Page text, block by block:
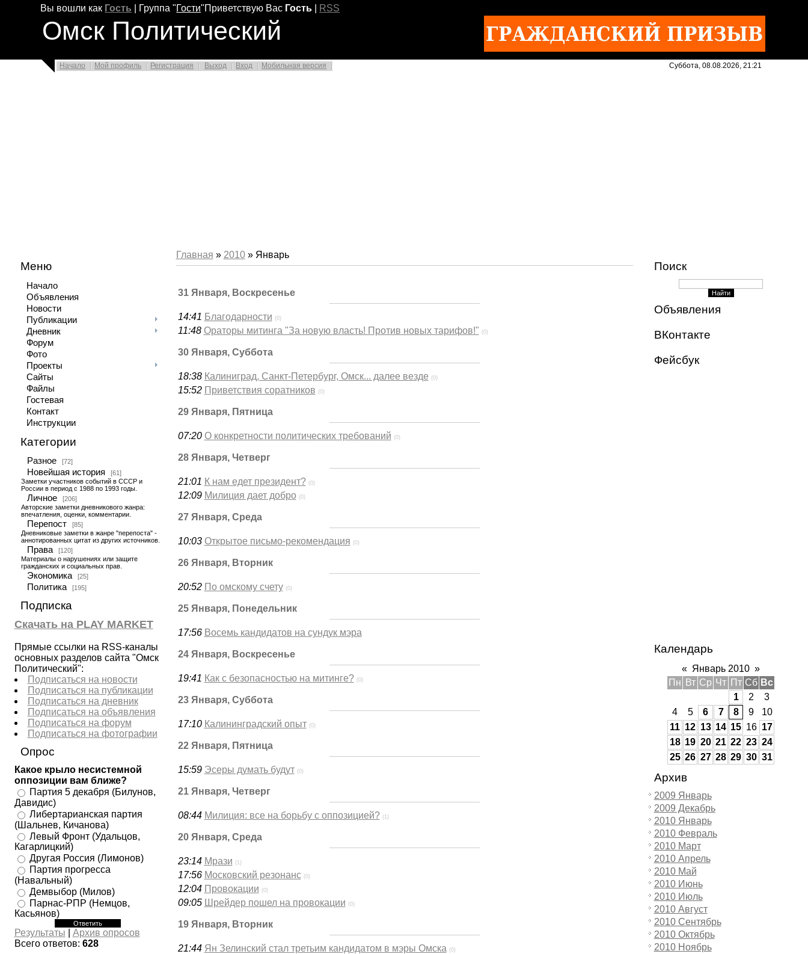
Вы вошли как Гость Группа "Гости"Приветствую Вас Гость RSS
Омск Политический
Начало Мой профиль Регистрация Выход Вход Мобильная версия Суббота, 08.08.2026, 21:21
Меню
Начало
Объявления
Новости
Публикации
Дневник
Форум
Фото
Проекты
Сайты
Файлы
Гостевая
Контакт
Инструкции
Категории
Разное [72]
Новейшая история
[61]
Заметки участников событий в СССР и
России в период с 1988 по 1993 годы.
Личное
[206]
Авторские заметки дневникового жанра:
впечатления, оценки, комментарии.
Перепост
[85]
Дневниковые заметки в жанре "перепоста" -
аннотированных цитат из других источников.
Права
[120]
Материалы о нарушениях или защите
гражданских и социальных прав.
Экономика [25]
Политика [195]
Подписка
Скачать на PLAY MARKET
Прямые ссылки на RSS-каналы
основных разделов сайта "Омск
Политический":
Подписаться на новости
Подписаться на публикации
Подписаться на дневник
Подписаться на объявления
Подписаться на форум
Подписаться на фотографии
Опрос
Какое крыло несистемной
оппозиции вам ближе?
Партия 5 декабря (Билунов,
Давидис)
Либертарианская партия
(Шальнев, Кичанова)
Левый Фронт (Удальцов,
Кагарлицкий)
Другая Россия (Лимонов)
Партия прогресса
(Навальный)
Демвыбор (Милов)
Парнас-РПР (Немцов,
Касьянов)
Результаты
Архив опросов
Всего ответов: 628
Главная » 2010 » Январь
31 Января, Воскресенье
14:41 Благодарности (0)
11:48 Ораторы митинга "За новую власть! Против новых тарифов!" (0)
30 Января, Суббота
18:38 Калиниград, Санкт-Петербург, Омск... далее везде (0)
15:52 Приветствия соратников (0)
29 Января, Пятница
07:20 О конкретности политических требований (0)
28 Января, Четверг
21:01 К нам едет президент? (0)
12:09 Милиция дает добро (0)
27 Января, Среда
10:03 Открытое письмо-рекомендация (0)
26 Января, Вторник
20:52 По омскому счету (0)
25 Января, Понедельник
17:56 Восемь кандидатов на сундук мэра
24 Января, Воскресенье
19:41 Как с безопасностью на митинге? (0)
23 Января, Суббота
17:10 Калининградский опыт (0)
22 Января, Пятница
15:59 Эсеры думать будут (0)
21 Января, Четверг
08:44 Милиция: все на борьбу с оппозицией? (1)
20 Января, Среда
23:14 Мрази (1)
17:56 Московский резонанс (0)
12:04 Провокации (0)
09:05 Шрейдер пошел на провокации (0)
19 Января, Вторник
21:44 Ян Зелинский стал третьим кандидатом в мэры Омска (0)
Поиск
Объявления
ВКонтакте
Фейсбук
Календарь
« Январь 2010 »
Пн
Вт Ср Чт Пт Сб Вс
1
2
3
4
5 6 7 8 9
10
11 12 13 14 15 16 17
18 19 20 21 22 23 24
25 26 27 28 29 30 31
Архив
2009 Январь
2009 Декабрь
2010 Январь
2010 Февраль
2010 Март
2010 Апрель
2010 Май
2010 Июнь
2010 Июль
2010 Август
2010 Сентябрь
2010 Октябрь
2010 Ноябрь